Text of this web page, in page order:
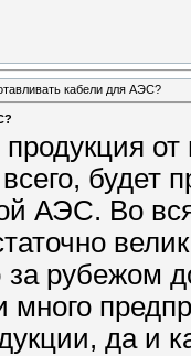
кабели для АЭС?
продукция
будет
АЭС. Во
рубежом
много
да и